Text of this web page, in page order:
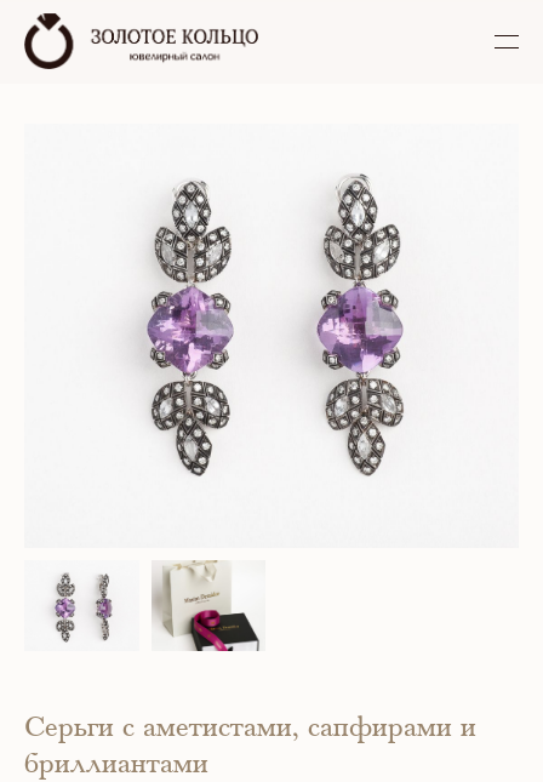
Серьги с аметистами, сапфирами и
бриллиантами